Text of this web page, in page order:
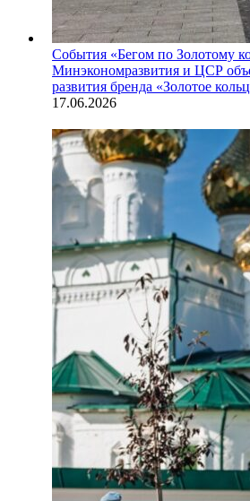
События «Бегом по Золотому
Минэкономразвития и ЦСР
развития бренда «Золотое
17.06.2026